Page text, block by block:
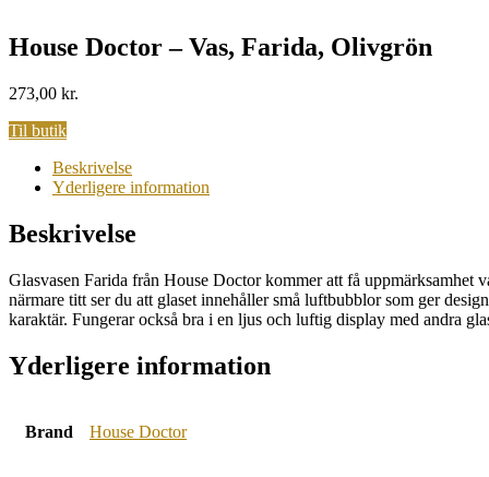
House Doctor – Vas, Farida, Olivgrön
273,00 kr.
Til butik
Beskrivelse
Yderligere information
Beskrivelse
Glasvasen Farida från House Doctor kommer att få uppmärksamhet
närmare titt ser du att glaset innehåller små luftbubblor som ger
karaktär. Fungerar också bra i en ljus och luftig display med andra
Yderligere information
Brand House Doctor